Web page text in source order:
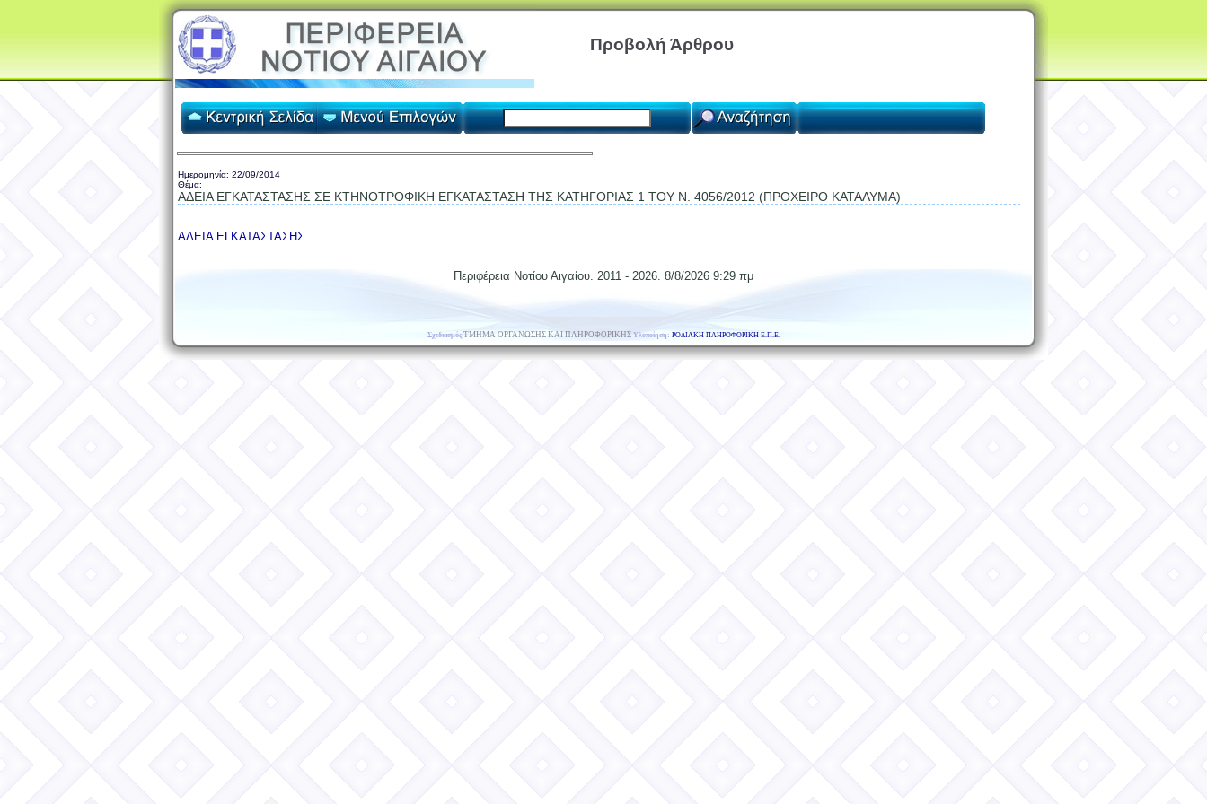
Προβολή Άρθρου
Ημερομηνία: 22/09/2014
Θέμα:
ΑΔΕΙΑ ΕΓΚΑΤΑΣΤΑΣΗΣ ΣΕ ΚΤΗΝΟΤΡΟΦΙΚΗ ΕΓΚΑΤΑΣΤΑΣΗ ΤΗΣ ΚΑΤΗΓΟΡΙΑΣ 1 ΤΟΥ Ν. 4056/2012 (ΠΡΟΧΕΙΡΟ ΚΑΤΑΛΥΜΑ)
ΑΔΕΙΑ ΕΓΚΑΤΑΣΤΑΣΗΣ
Περιφέρεια Νοτίου Αιγαίου. 2011 - 2026. 8/8/2026 9:29 πμ
ΣχεδιασμόςΤΜΗΜΑ ΟΡΓΑΝΩΣΗΣ ΚΑΙ ΠΛΗΡΟΦΟΡΙΚΗΣ Yλοποίηση: ΡΟΔΙΑΚΗ ΠΛΗΡΟΦΟΡΙΚΗ Ε.Π.Ε.